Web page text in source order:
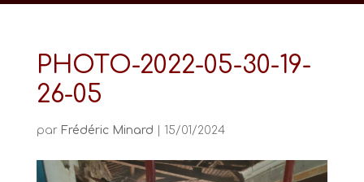
PHOTO-2022-05-30-19-
26-05
par Frédéric Minard 15/01/2024